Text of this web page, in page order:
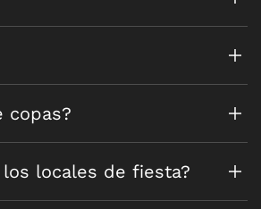
copas?
los locales de fiesta?